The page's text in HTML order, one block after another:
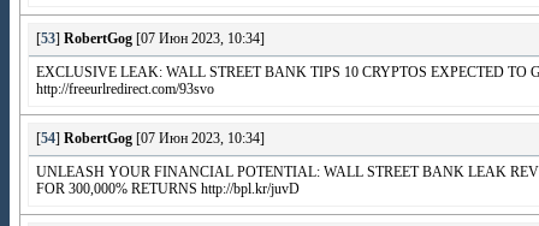
53 RobertGog [07 Июн 2023, 10:34]
EXCLUSIVE LEAK: WALL STREET BANK TIPS 10 CRYPTOS EXPECTED TO
http://freeurlredirect.com/93svo
54 RobertGog [07 Июн 2023, 10:34]
UNLEASH YOUR FINANCIAL POTENTIAL: WALL STREET BANK LEAK
FOR 300,000% RETURNS http://bpl.kr/juvD